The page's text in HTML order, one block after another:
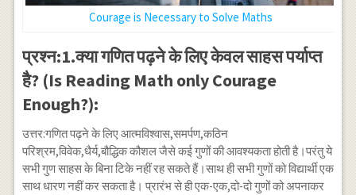
Courage is Necessary to Solve Maths
प्रश्न:1.क्या गणित पढ़ने के लिए केवल साहस पर्याप्त
है? (Is Reading Math only Courage
Enough?):
उत्तर:गणित पढ़ने के लिए आत्मविश्वास,समर्पण,कठिन
परिश्रम,विवेक,धैर्य,बौद्धिक कौशल जैसे कई गुणों की आवश्यकता होती है।परंतु ये
सभी गुण साहस के बिना टिके नहीं रह सकते हैं।साथ ही सभी गुणों को विद्यार्थी एक
साथ धारण नहीं कर सकता है। प्रारंभ से ही एक-एक,दो-दो गुणों को अपनाकर